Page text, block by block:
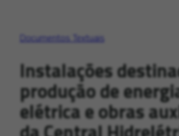
Documentos Textuais
Instalações
produção de
elétrica e obras